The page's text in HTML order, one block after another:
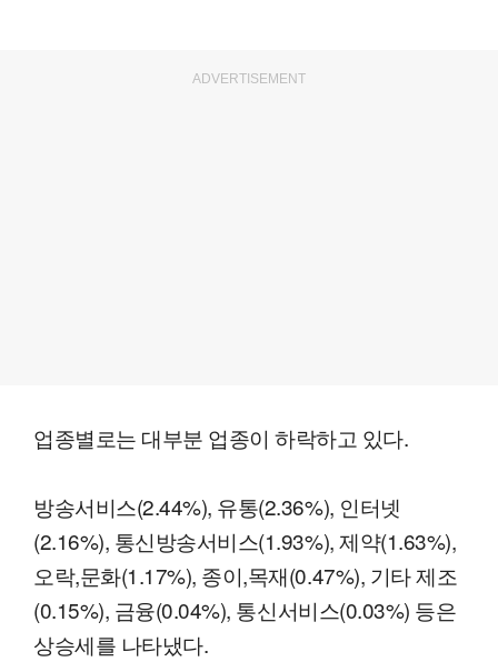
ADVERTISEMENT
업종별로는 대부분 업종이 하락하고 있다.
방송서비스(2.44%), 유통(2.36%), 인터넷
(2.16%), 통신방송서비스(1.93%), 제약(1.63%),
오락,문화(1.17%), 종이,목재(0.47%), 기타 제조
(0.15%), 금융(0.04%), 통신서비스(0.03%) 등은
상승세를 나타냈다.